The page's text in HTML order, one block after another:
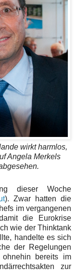
wirkt harmlos,
Angela Merkels
dieser Woche
). Zwar hatten die
im vergangenen
die Eurokrise
wie der Thinktank
handelte es sich
der Regelungen
bereits im
zur